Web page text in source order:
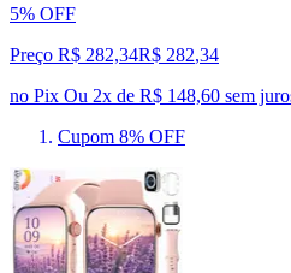
5% OFF
Preço R$ 282,34R$ 282,34
no Pix Ou 2x de R$ 148,60 sem
Cupom 8% OFF